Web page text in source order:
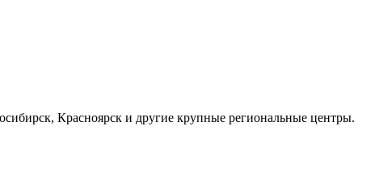
Красноярск и другие крупные региональные центры.